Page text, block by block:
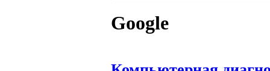
Google